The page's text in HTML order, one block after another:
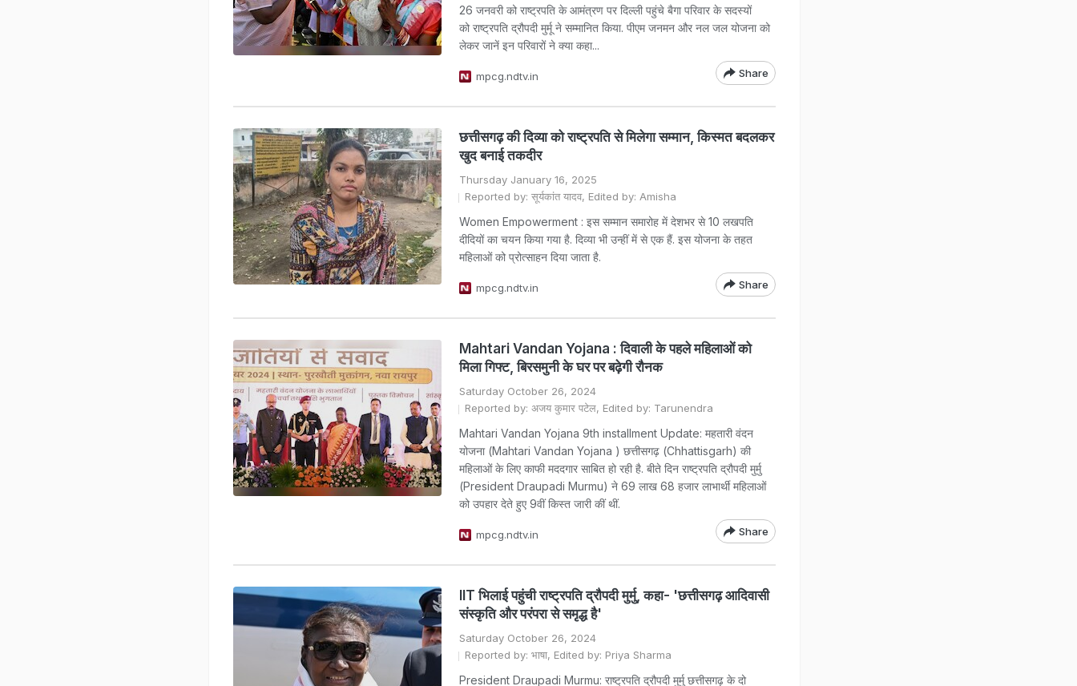
26 जनवरी को राष्ट्रपति के आमंत्रण पर दिल्ली पहुंचे बैगा परिवार के सदस्यों
को राष्ट्रपति द्रौपदी मुर्मू ने सम्मानित किया. पीएम जनमन और नल जल योजना को
लेकर जानें इन परिवारों ने क्या कहा...
mpcg.ndtv.in Share
छत्तीसगढ़ की दिव्या को राष्ट्रपति से मिलेगा सम्मान, किस्मत बदलकर
खुद बनाई तकदीर
Thursday January 16, 2025
Reported by: सूर्यकांत यादव, Edited by: Amisha
Women Empowerment : इस सम्मान समारोह में देशभर से 10 लखपति
दीदियों का चयन किया गया है. दिव्या भी उन्हीं में से एक हैं. इस योजना के तहत
महिलाओं को प्रोत्साहन दिया जाता है.
mpcg.ndtv.in Share
Mahtari Vandan Yojana : दिवाली के पहले महिलाओं को
मिला गिफ्ट, बिरसमुनी के घर पर बढ़ेगी रौनक
Saturday October 26, 2024
Reported by: अजय कुमार पटेल, Edited by: Tarunendra
Mahtari Vandan Yojana 9th installment Update: महतारी वंदन
योजना (Mahtari Vandan Yojana ) छत्तीसगढ़ (Chhattisgarh) की
महिलाओं के लिए काफी मददगार साबित हो रही है. बीते दिन राष्ट्रपति द्रौपदी मुर्मु
(President Draupadi Murmu) ने 69 लाख 68 हजार लाभार्थी महिलाओं
को उपहार देते हुए 9वीं किस्त जारी कीं थीं.
mpcg.ndtv.in Share
IIT भिलाई पहुंची राष्ट्रपति द्रौपदी मुर्मु, कहा- 'छत्तीसगढ़ आदिवासी
संस्कृति और परंपरा से समृद्ध है'
Saturday October 26, 2024
Reported by: भाषा, Edited by: Priya Sharma
President Draupadi Murmu: राष्ट्रपति द्रौपदी मुर्मु छत्तीसगढ़ के दो